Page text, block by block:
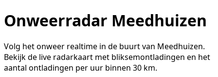
Onweerradar Meedhuizen
Volg het onweer realtime in de buurt van Meedhuizen.
Bekijk de live radarkaart met bliksemontladingen en het
aantal ontladingen per uur binnen 30 km.